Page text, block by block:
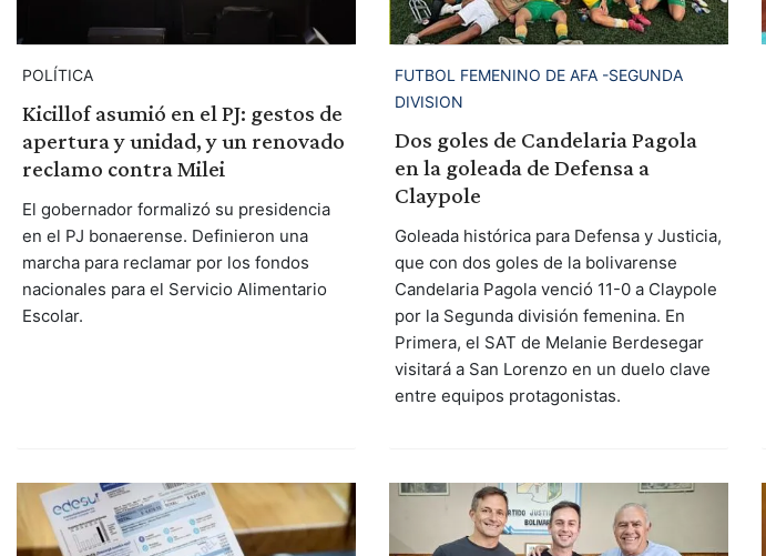
POLÍTICA
Kicillof asumió en el PJ: gestos de
apertura y unidad, y un renovado
reclamo contra Milei
El gobernador formalizó su presidencia
en el PJ bonaerense. Definieron una
marcha para reclamar por los fondos
nacionales para el Servicio Alimentario
Escolar.
FUTBOL FEMENINO DE AFA -SEGUNDA
DIVISION
Dos goles de Candelaria Pagola
en la goleada de Defensa a
Claypole
Goleada histórica para Defensa y Justicia,
que con dos goles de la bolivarense
Candelaria Pagola venció 11-0 a Claypole
por la Segunda división femenina. En
Primera, el SAT de Melanie Berdesegar
visitará a San Lorenzo en un duelo clave
entre equipos protagonistas.